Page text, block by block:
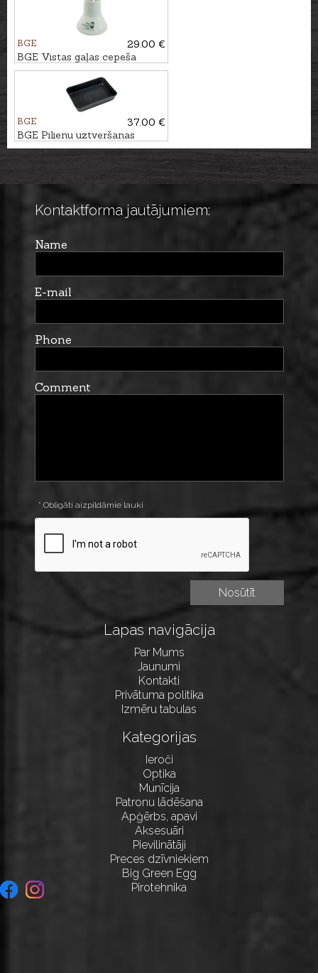
BGE
29.00 €
BGE Vistas gaļas cepeša
keramikas statīvs
BGE
37.00 €
BGE Pilienu uztveršanas
trauks - taisnstūra formas
Kontaktforma jautājumiem:
Name
E-mail
Phone
Comment
* Obligāti aizpildāmie lauki
Lapas navigācija
Par Mums
Jaunumi
Kontakti
Privātuma politika
Izmēru tabulas
Kategorijas
Ieroči
Optika
Munīcija
Patronu lādēšana
Apģērbs, apavi
Aksesuāri
Pievilinātāji
Preces dzīvniekiem
Big Green Egg
Pirotehnika